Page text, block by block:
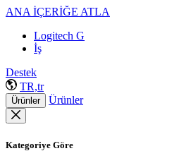
ANA İÇERİĞE ATLA
Logitech G
İş
Destek
TR,tr
Ürünler Ürünler
Kategoriye Göre